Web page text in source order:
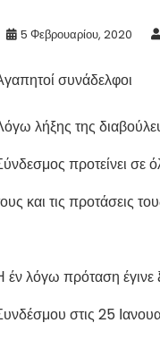
5 Φεβρουαρίου, 2020
συνάδελφοι
λήξης της
προτείνει σε
και τις προτάσεις
έν λόγω πρόταση
στις 25